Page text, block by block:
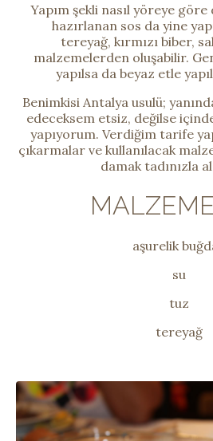
Yapım şekli nasıl yöreye
hazırlanan sos da yine
tereyağ, kırmızı biber,
malzemelerden oluşabilir.
yapılsa da beyaz etle
Benimkisi Antalya usulü;
edeceksem etsiz, değilse
yapıyorum. Verdiğim tarife
çıkarmalar ve kullanılacak
damak tadınızla
aşurelik
su
tuz
tereyağ